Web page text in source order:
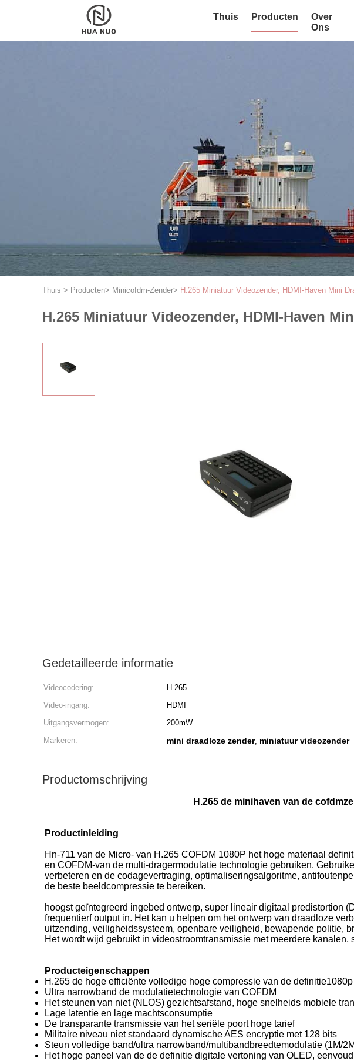
Thuis Producten
Over
Ons
Thuis > Producten> Minicofdm-Zender> H.265 Miniatuur Videozender, HDMI-Haven Mini
H.265 Miniatuur Videozender, HDMI-Haven
Gedetailleerde informatie
Videocodering: H.265
Video-ingang:
HDMI
Uitgangsvermogen:
200mW
Markeren:
mini draadloze zender, miniatuur videozender
Productomschrijving
H.265 de minihaven van de
Productinleiding
Hn-711 van de Micro- van H.265 COFDM 1080P het hoge materiaal
en COFDM-van de multi-dragermodulatie technologie gebruiken.
verbeteren en de codagevertraging, optimaliseringsalgoritme,
de beste beeldcompressie te bereiken.
hoogst geïntegreerd ingebed ontwerp, super lineair digitaal predistortion
frequentierf output in. Het kan u helpen om het ontwerp van draadloze
uitzending, veiligheidssysteem, openbare veiligheid, bewapende politie,
Het wordt wijd gebruikt in videostroomtransmissie met meerdere
Producteigenschappen
H.265 de hoge efficiënte volledige hoge compressie van de
Ultra narrowband de modulatietechnologie van COFDM
Het steunen van niet (NLOS) gezichtsafstand, hoge snelheids mobiele
Lage latentie en lage machtsconsumptie
De transparante transmissie van het seriële poort hoge tarief
Militaire niveau niet standaard dynamische AES encryptie met 128 bits
Steun volledige band/ultra narrowband/multibandbreedtemodulatie (1M/
Het hoge paneel van de de definitie digitale vertoning van OLED,